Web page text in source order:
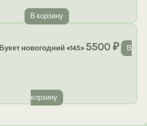
В корзину
Букет новогодний «145» 5500₽ В
корзину